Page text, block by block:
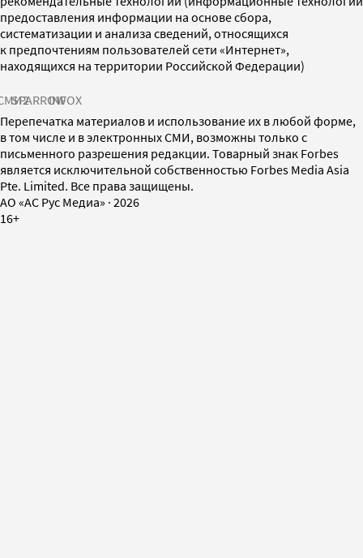
предоставления информации на основе сбора,
систематизации и анализа сведений, относящихся
к предпочтениям пользователей сети «Интернет»,
находящихся на территории Российской Федерации)
SPARROWINFOX
Перепечатка материалов и использование их в любой форме,
в том числе и в электронных СМИ, возможны только с
письменного разрешения редакции. Товарный знак Forbes
является исключительной собственностью Forbes Media Asia
Pte. Limited. Все права защищены.
AO «АС Рус Медиа» · 2026
16+